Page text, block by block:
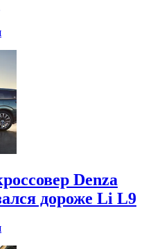
Denza
дороже Li L9